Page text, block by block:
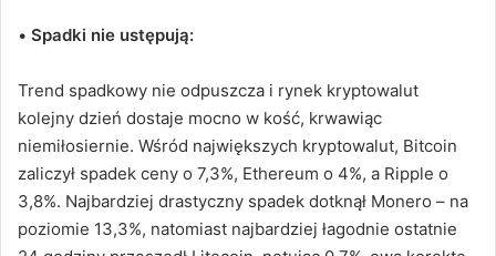
• Spadki nie ustępują:
Trend spadkowy nie odpuszcza i rynek kryptowalut
kolejny dzień dostaje mocno w kość, krwawiąc
niemiłosiernie. Wśród największych kryptowalut, Bitcoin
zaliczył spadek ceny o 7,3%, Ethereum o 4%, a Ripple o
3,8%. Najbardziej drastyczny spadek dotknął Monero – na
poziomie 13,3%, natomiast najbardziej łagodnie ostatnie